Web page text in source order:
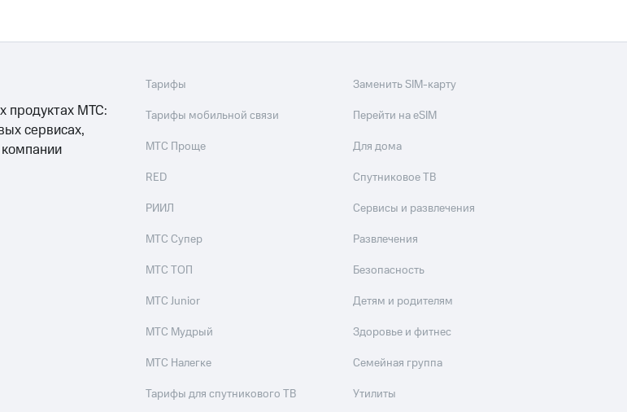
продуктах МТС:
сервисах,
компании
Тарифы
Тарифы мобильной связи
МТС Проще
RED
РИИЛ
МТС Супер
МТС ТОП
МТС Junior
МТС Мудрый
МТС Налегке
Тарифы для спутникового ТВ
Заменить SIM-карту
Перейти на eSIM
Для дома
Спутниковое ТВ
Сервисы и развлечения
Развлечения
Безопасность
Детям и родителям
Здоровье и фитнес
Семейная группа
Утилиты